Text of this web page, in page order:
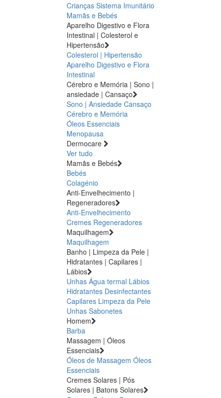
Crianças Sistema Imunitário
Mamãs e Bebés
Aparelho Digestivo e Flora
Intestinal | Colesterol e
Hipertensão
Colesterol | Hipertensão
Aparelho Digestivo e Flora
Intestinal
Cérebro e Memória | Sono |
ansiedade | Cansaço
Sono | Ansiedade Cansaço
Cérebro e Memória
Óleos Essenciais
Menopausa
Dermocare
Ver tudo
Mamãs e Bebés
Bebés
Colagénio
Anti-Envelhecimento |
Regeneradores
Anti-Envelhecimento
Cremes Regeneradores
Maquilhagem
Maquilhagem
Banho | Limpeza da Pele |
Hidratantes | Capilares |
Lábios
Unhas Água termal Lábios
Hidratantes Desinfectantes
Capilares Limpeza da Pele
Unhas Sabonetes
Homem
Barba
Massagem | Óleos
Essenciais
Óleos de Massagem Óleos
Essenciais
Cremes Solares | Pós
Solares | Batons Solares